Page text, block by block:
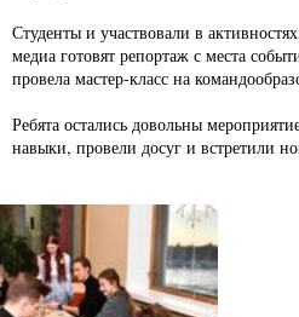
Студенты и участвовали в
медиа готовят репортаж с места
провела мастер-класс на
Ребята остались довольны
навыки, провели досуг и встретили